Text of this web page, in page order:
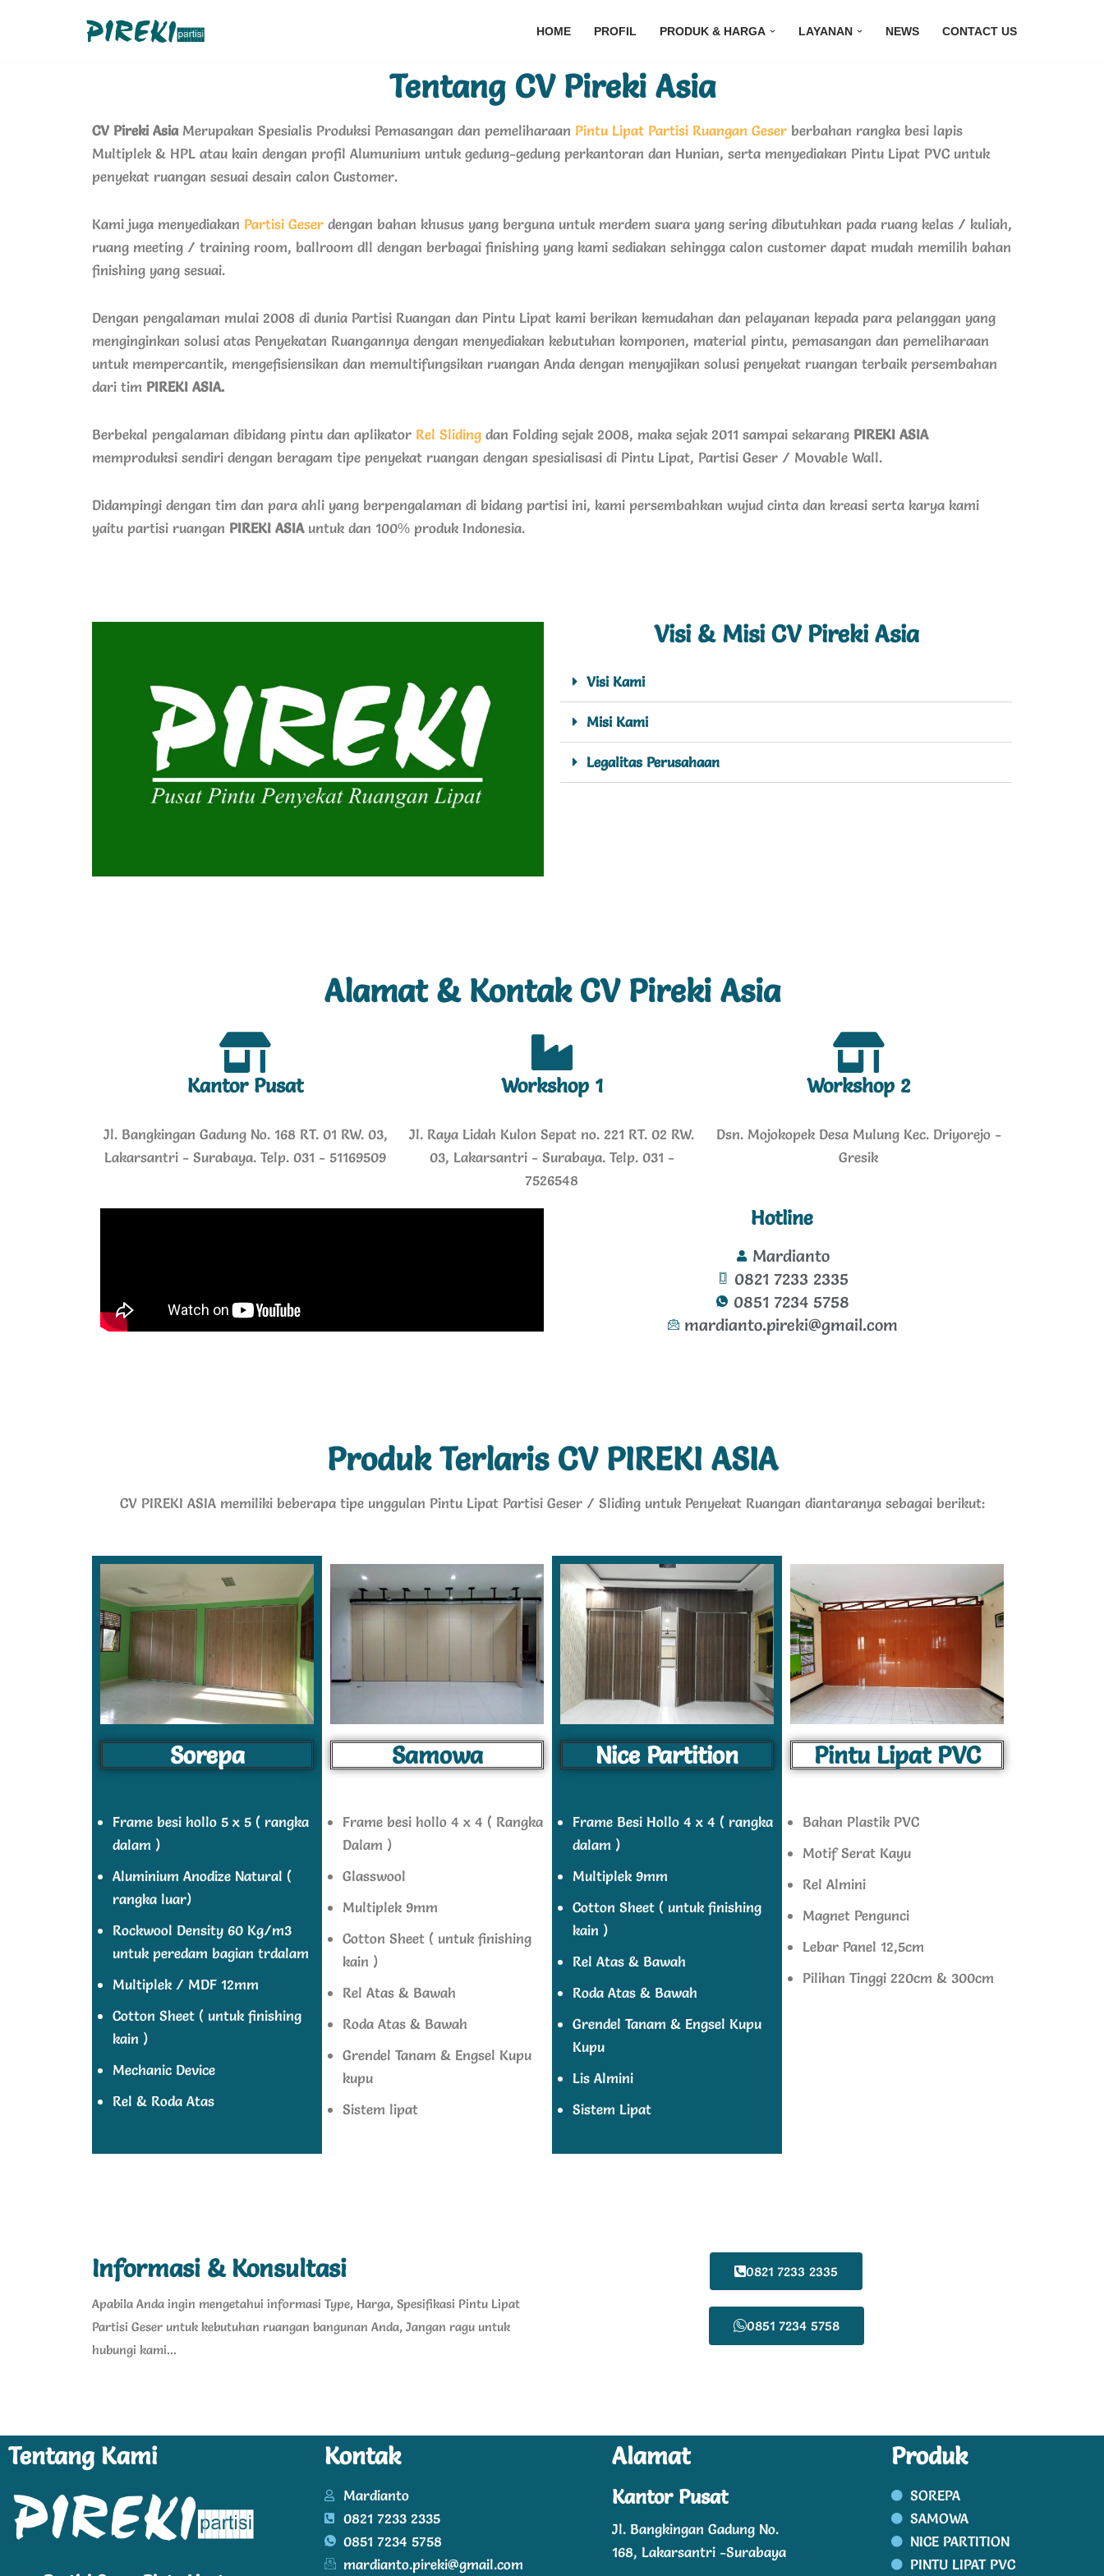
HOME PROFIL PRODUK & HARGA LAYANAN NEWS CONTACT US
Tentang CV Pireki Asia
CV Pireki AsiaMerupakan Spesialis Produksi Pemasangan dan pemeliharaan Pintu Lipat Partisi Ruangan Geser berbahan rangka besi lapis
Multiplek & HPL atau kain dengan profil Alumunium untuk gedung-gedung perkantoran dan Hunian, serta menyediakan Pintu Lipat PVC untuk
penyekat ruangan sesuai desain calon Customer.
Kami juga menyediakan Partisi Geser dengan bahan khusus yang berguna untuk merdem suara yang sering dibutuhkan pada ruang kelas / kuliah,
ruang meeting / training room, ballroom dll dengan berbagai finishing yang kami sediakan sehingga calon customer dapat mudah memilih bahan
finishing yang sesuai.
Dengan pengalaman mulai 2008 di dunia Partisi Ruangan dan Pintu Lipat kami berikan kemudahan dan pelayanan kepada para pelanggan yang
menginginkan solusi atas Penyekatan Ruangannya dengan menyediakan kebutuhan komponen, material pintu, pemasangan dan pemeliharaan
untuk mempercantik, mengefisiensikan dan memultifungsikan ruangan Anda dengan menyajikan solusi penyekat ruangan terbaik persembahan
dari tim PIREKI ASIA.
Berbekal pengalaman dibidang pintu dan aplikator Rel Sliding dan Folding sejak 2008, maka sejak 2011 sampai sekarang PIREKI ASIA
memproduksi sendiri dengan beragam tipe penyekat ruangan dengan spesialisasi di Pintu Lipat, Partisi Geser / Movable Wall.
Didampingi dengan tim dan para ahli yang berpengalaman di bidang partisi ini, kami persembahkan wujud cinta dan kreasi serta karya kami
yaitu partisi ruangan PIREKI ASIAuntuk dan 100% produk Indonesia.
Visi & Misi CV Pireki Asia
Visi Kami
Misi Kami
Legalitas Perusahaan
Alamat & Kontak CV Pireki Asia
Kantor Pusat
Jl. Bangkingan Gadung No. 168 RT. 01 RW. 03,
Lakarsantri - Surabaya. Telp. 031 - 51169509
Workshop 1
Jl. Raya Lidah Kulon Sepat no. 221 RT. 02 RW.
03, Lakarsantri - Surabaya. Telp. 031 -
7526548
Workshop 2
Dsn. Mojokopek Desa Mulung Kec. Driyorejo -
Gresik
Hotline
Mardianto
0821 7233 2335
0851 7234 5758
mardianto.pireki@gmail.com
Produk Terlaris CV PIREKI ASIA
CV PIREKI ASIA memiliki beberapa tipe unggulan Pintu Lipat Partisi Geser / Sliding untuk Penyekat Ruangan diantaranya sebagai berikut:
Sorepa
Frame besi hollo 5 x 5 ( rangka
dalam )
Aluminium Anodize Natural (
rangka luar)
Rockwool Density 60 Kg/m3
untuk peredam bagian trdalam
Multiplek / MDF 12mm
Cotton Sheet ( untuk finishing
kain )
Mechanic Device
Rel & Roda Atas
Samowa
Frame besi hollo 4 x 4 ( Rangka
Dalam )
Glasswool
Multiplek 9mm
Cotton Sheet ( untuk finishing
kain )
Rel Atas & Bawah
Roda Atas & Bawah
Grendel Tanam & Engsel Kupu
kupu
Sistem lipat
Nice Partition
Frame Besi Hollo 4 x 4 ( rangka
dalam )
Multiplek 9mm
Cotton Sheet ( untuk finishing
kain )
Rel Atas & Bawah
Roda Atas & Bawah
Grendel Tanam & Engsel Kupu
Kupu
Lis Almini
Sistem Lipat
Pintu Lipat PVC
Bahan Plastik PVC
Motif Serat Kayu
Rel Almini
Magnet Pengunci
Lebar Panel 12,5cm
Pilihan Tinggi 220cm & 300cm
Informasi & Konsultasi
Apabila Anda ingin mengetahui informasi Type, Harga, Spesifikasi Pintu Lipat
Partisi Geser untuk kebutuhan ruangan bangunan Anda, Jangan ragu untuk
hubungi kami...
0821 7233 2335
0851 7234 5758
Tentang Kami Kontak
Mardianto
0821 7233 2335
0851 7234 5758
mardianto.pireki@gmail.com
Alamat
Kantor Pusat
Jl. Bangkingan Gadung No.
168, Lakarsantri -Surabaya
Produk
SOREPA
SAMOWA
NICE PARTITION
PINTU LIPAT PVC